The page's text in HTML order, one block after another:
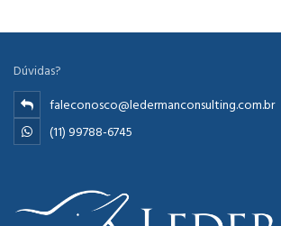
Dúvidas?
faleconosco@ledermanconsulting.com.br
(11) 99788-6745